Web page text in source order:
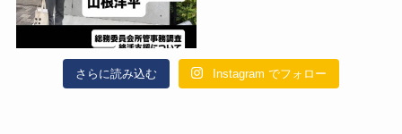
さらに読み込む Instagram でフォロー